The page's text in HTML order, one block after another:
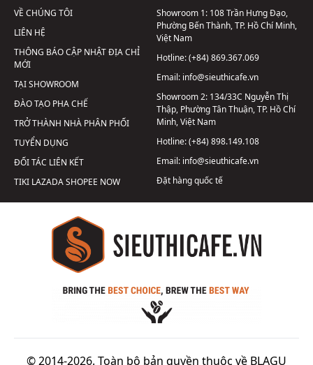
VỀ CHÚNG TÔI
LIÊN HỆ
THÔNG BÁO CẬP NHẬT ĐỊA CHỈ
MỚI
TẠI SHOWROOM
ĐÀO TẠO PHA CHẾ
TRỞ THÀNH NHÀ PHÂN PHỐI
TUYỂN DỤNG
ĐỐI TÁC LIÊN KẾT
TIKI LAZADASHOPEE NOW
Showroom 1: 108 Trần Hưng Đạo,
Phường Bến Thành, TP. Hồ Chí Minh,
Việt Nam
Hotline:(+84) 869.367.069
Email: info@sieuthicafe.vn
Showroom 2: 134/33C Nguyễn Thị
Thập, Phường Tân Thuận, TP. Hồ Chí
Minh, Việt Nam
Hotline:(+84) 898.149.108
Email: info@sieuthicafe.vn
Đặt hàng quốc tế
© 2014-2026. Toàn bộ bản quyền thuộc về BLAGU